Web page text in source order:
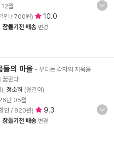
월
인 / 700원) 10.0
잠들기전 배송 변경
들의 마을 - 우리는 각자의 지옥을
꿈꾼다
정소하(옮긴이)
년 05월
인 / 920원) 9.3
잠들기전 배송 변경